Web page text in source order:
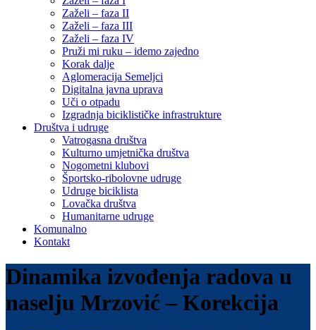
Zaželi – faza II
Zaželi – faza III
Zaželi – faza IV
Pruži mi ruku – idemo zajedno
Korak dalje
Aglomeracija Semeljci
Digitalna javna uprava
Uči o otpadu
Izgradnja biciklističke infrastrukture
Društva i udruge
Vatrogasna društva
Kulturno umjetnička društva
Nogometni klubovi
Športsko-ribolovne udruge
Udruge biciklista
Lovačka društva
Humanitarne udruge
Komunalno
Kontakt
Dinamika izvođenja radova u
naselju Mrzović – Korekcija